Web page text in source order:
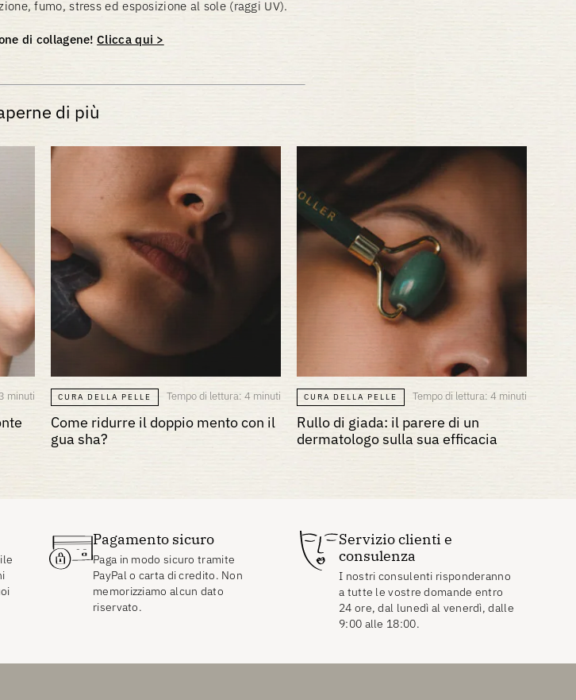
fumo, stress ed esposizione al sole (raggi UV).
di collagene!Clicca qui >
di più
minuti CURA DELLA PELLE Tempo di lettura: 4 minuti
Come ridurre il doppio mento con il
gua sha?
CURA DELLA PELLE Tempo di lettura: 4 minuti
Rullo di giada: il parere di un
dermatologo sulla sua efficacia
Pagamento sicuro
Paga in modo sicuro tramite
PayPal o carta di credito. Non
memorizziamo alcun dato
riservato.
Servizio clienti e
consulenza
I nostri consulenti risponderanno
a tutte le vostre domande entro
24 ore, dal lunedì al venerdì, dalle
9:00 alle 18:00.